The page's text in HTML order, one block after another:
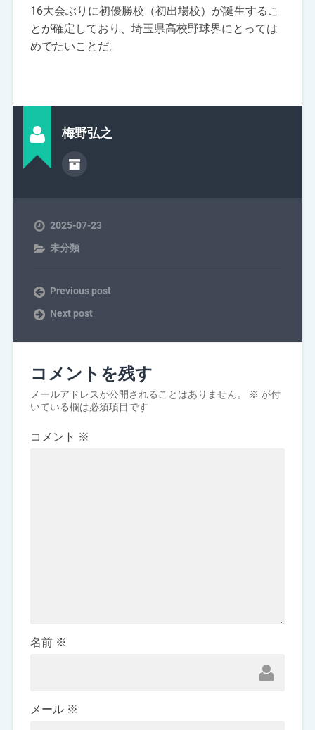
16大会ぶりに初優勝校（初出場校）が誕生するこ
とが確定しており、埼玉県高校野球界にとっては
めでたいことだ。
梅野弘之
2025-07-23
未分類
Previous post
Next post
コメントを残す
メールアドレスが公開されることはありません。 ※ が付
いている欄は必須項目です
コメント ※
名前 ※
メール ※